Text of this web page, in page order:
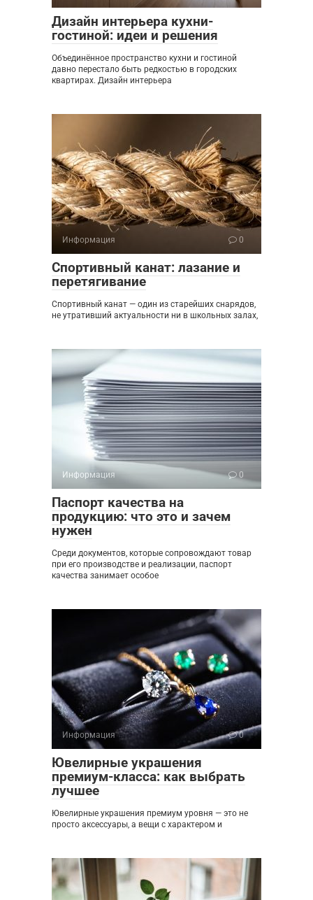
Дизайн интерьера кухни-
гостиной: идеи и решения
Объединённое пространство кухни и гостиной
давно перестало быть редкостью в городских
квартирах. Дизайн интерьера
Информация 0
Спортивный канат: лазание и
перетягивание
Спортивный канат — один из старейших снарядов,
не утративший актуальности ни в школьных залах,
Информация 0
Паспорт качества на
продукцию: что это и зачем
нужен
Среди документов, которые сопровождают товар
при его производстве и реализации, паспорт
качества занимает особое
Информация 0
Ювелирные украшения
премиум-класса: как выбрать
лучшее
Ювелирные украшения премиум уровня — это не
просто аксессуары, а вещи с характером и